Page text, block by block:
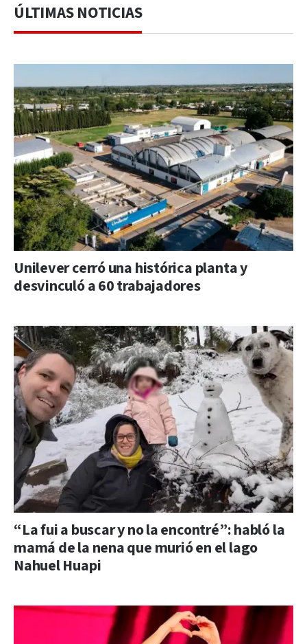
ÚLTIMAS NOTICIAS
Unilever cerró una histórica planta y
desvinculó a 60 trabajadores
“La fui a buscar y no la encontré”: habló la
mamá de la nena que murió en el lago
Nahuel Huapi